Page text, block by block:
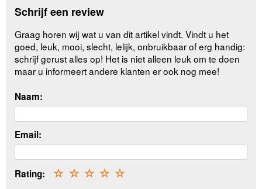
Schrijf een review
Graag horen wij wat u van dit artikel vindt. Vindt u het
goed, leuk, mooi, slecht, lelijk, onbruikbaar of erg handig:
schrijf gerust alles op! Het is niet alleen leuk om te doen
maar u informeert andere klanten er ook nog mee!
Naam:
Email:
Rating: ☆
☆
☆
☆
☆